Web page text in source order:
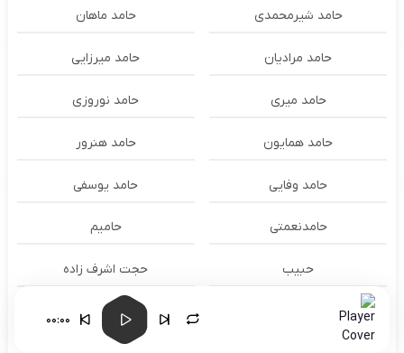
حامد شیرمحمدی حامد ماهان
حامد مرادیان حامد میرزایی
حامد میری حامد نوروزی
حامد همایون حامد هنرور
حامد وفایی حامد یوسفی
حامدنعمتی حامیم
حبیب حجت اشرف زاده
حزه 00:00